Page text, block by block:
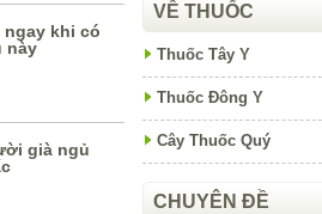
khi có
này
già ngủ
VỀ THUỐC
Thuốc Tây Y
Thuốc Đông Y
Cây Thuốc Quý
CHUYÊN ĐỀ